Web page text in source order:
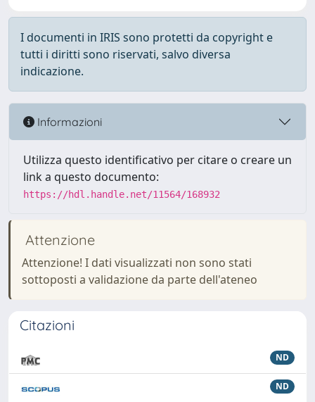
I documenti in IRIS sono protetti da copyright e
tutti i diritti sono riservati, salvo diversa
indicazione.
Informazioni
Utilizza questo identificativo per citare o creare un
link a questo documento:
https://hdl.handle.net/11564/168932
Attenzione
Attenzione! I dati visualizzati non sono stati
sottoposti a validazione da parte dell'ateneo
Citazioni
ND
ND